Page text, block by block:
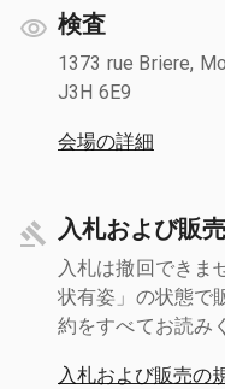
検査
1373 rue Briere,
J3H 6E9
会場の詳細
入札および販
入札は撤回できま
状有姿」の状態で
約をすべてお読み
入札および販売の